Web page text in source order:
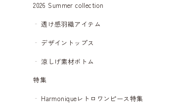
2026 Summer collection
透け感羽織アイテム
デザイントップス
涼しげ素材ボトム
特集
Harmoniqueレトロワンピース特集